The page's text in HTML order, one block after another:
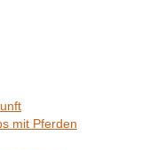
mit Pferden